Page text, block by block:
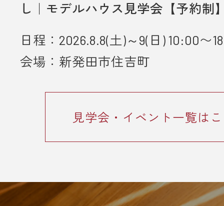
とが条件となります。
■ 個人情報の取り扱いについて
・ご入力いただきました情報は「
し｜モデルハウス見学会【予約制
日程：2026.8.8(土)～9(日) 10:00〜
会場：新発田市住吉町
見学会・イベント一覧は